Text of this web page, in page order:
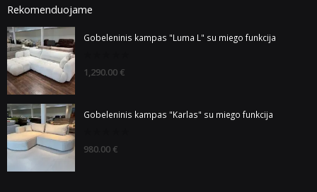
Rekomenduojame
Gobeleninis kampas "Luma L" su miego funkcija
out
1,290.00 €
Gobeleninis kampas "Karlas" su miego funkcija
out
980.00 €